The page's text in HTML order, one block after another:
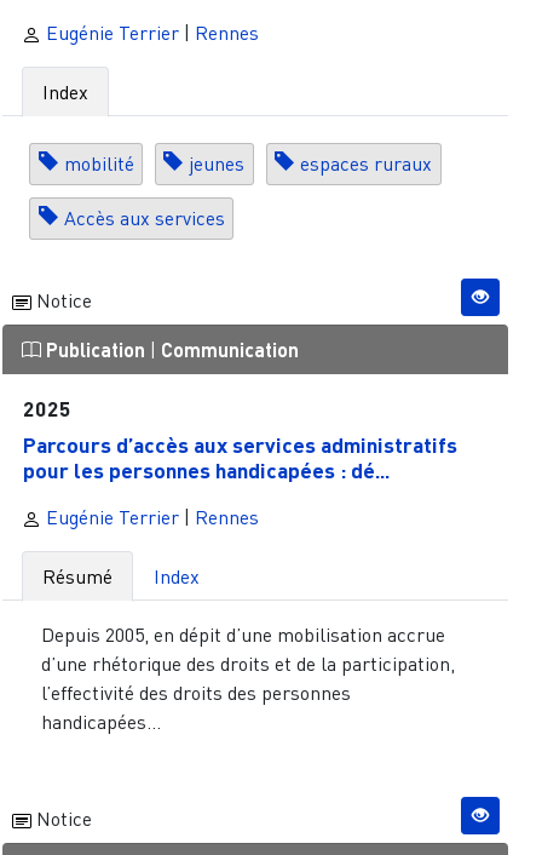
Eugénie Terrier| Rennes
Index
mobilité jeunes espaces ruraux
Accès aux services
Notice
Publication Communication
2025
Parcours d’accès aux services administratifs
pour les personnes handicapées : dé...
Eugénie Terrier| Rennes
Résumé Index
Depuis 2005, en dépit d’une mobilisation accrue
d’une rhétorique des droits et de la participation,
l’effectivité des droits des personnes
handicapées...
Notice